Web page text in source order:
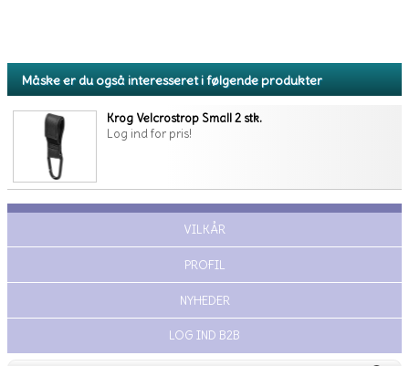
Måske er du også interesseret i følgende produkter
Krog Velcrostrop Small 2 stk.
Log ind for pris!
VILKÅR
PROFIL
NYHEDER
LOG IND B2B